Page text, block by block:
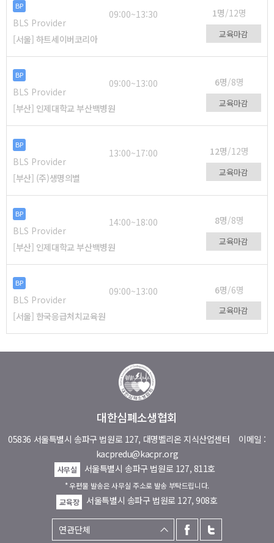
BP
BLS Provider
09:00~13:30 1명/12명
[서울] 하트세이버코리아 교육마감
BP
BLS Provider
09:00~13:00 6명/8명
[부산] 인제대학교 부산백병원 교육마감
BP
BLS Provider
13:00~17:00 12명/12명
[부산] (주)생명의별 교육마감
BP
BLS Provider
14:00~18:00 8명/8명
[부산] 인제대학교 부산백병원 교육마감
BP
BLS Provider
09:00~13:00 6명/6명
[서울] 한국응급처치교육원 교육마감
대한심폐소생협회
05836 서울특별시 송파구 법원로 127, 대명벨리온 지식산업센터 이메일 :
kacpredu@kacpr.org
사무실 서울특별시 송파구 법원로 127, 811호
* 우편물 발송은 사무실 주소로 발송 부탁드립니다.
교육장
서울특별시 송파구 법원로 127, 908호